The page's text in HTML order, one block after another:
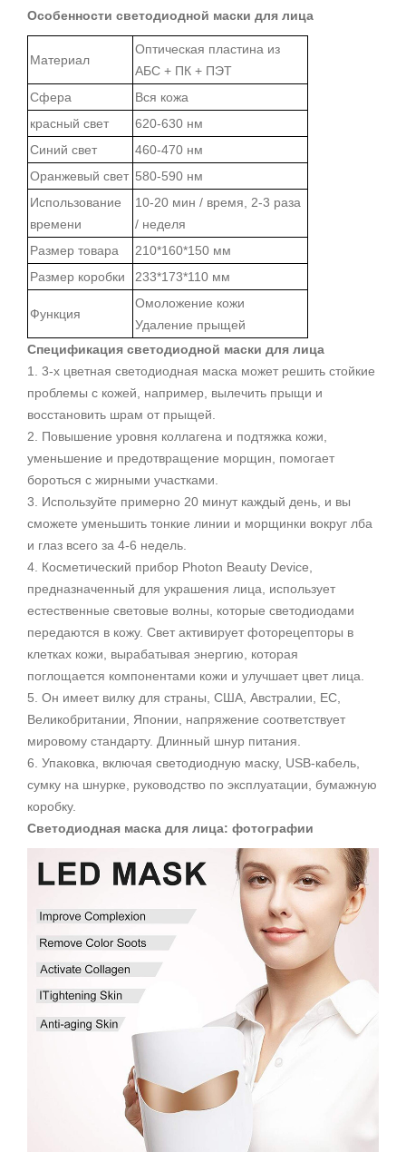
Особенности светодиодной маски для лица
Материал
Оптическая пластина из
АБС + ПК + ПЭТ
Сфера
Вся кожа
красный свет
620-630 нм
Синий свет
460-470 нм
Оранжевый свет 580-590 нм
Использование
времени
10-20 мин / время, 2-3 раза
/ неделя
Размер товара
210*160*150 мм
Размер коробки
233*173*110 мм
Функция
Омоложение кожи
Удаление прыщей
Спецификация светодиодной маски для лица
1. 3-х цветная светодиодная маска может решить стойкие
проблемы с кожей, например, вылечить прыщи и
восстановить шрам от прыщей.
2. Повышение уровня коллагена и подтяжка кожи,
уменьшение и предотвращение морщин, помогает
бороться с жирными участками.
3. Используйте примерно 20 минут каждый день, и вы
сможете уменьшить тонкие линии и морщинки вокруг лба
и глаз всего за 4-6 недель.
4. Косметический прибор Photon Beauty Device,
предназначенный для украшения лица, использует
естественные световые волны, которые светодиодами
передаются в кожу. Свет активирует фоторецепторы в
клетках кожи, вырабатывая энергию, которая
поглощается компонентами кожи и улучшает цвет лица.
5. Он имеет вилку для страны, США, Австралии, ЕС,
Великобритании, Японии, напряжение соответствует
мировому стандарту. Длинный шнур питания.
6. Упаковка, включая светодиодную маску, USB-кабель,
сумку на шнурке, руководство по эксплуатации, бумажную
коробку.
Светодиодная маска для лица: фотографии